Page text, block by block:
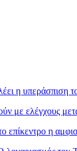
η υπεράσπιση
με ελέγχους
επίκεντρο η